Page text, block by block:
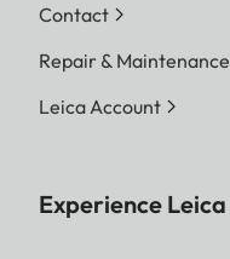
Contact
Repair & Maintenance
Leica Account
Experience Leica